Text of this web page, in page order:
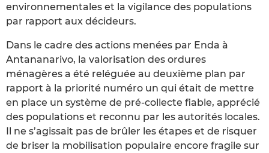
environnementales et la vigilance des populations
par rapport aux décideurs.
Dans le cadre des actions menées par Enda à
Antananarivo, la valorisation des ordures
ménagères a été reléguée au deuxième plan par
rapport à la priorité numéro un qui était de mettre
en place un système de pré-collecte fiable, apprécié
des populations et reconnu par les autorités locales.
Il ne s’agissait pas de brûler les étapes et de risquer
de briser la mobilisation populaire encore fragile sur